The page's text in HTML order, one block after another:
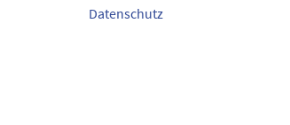
Datenschutz